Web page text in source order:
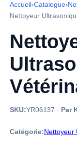
Accueil›Catalogue›
Nettoyeur
SKU:YR06137 · Par
Catégorie:Nettoyeur